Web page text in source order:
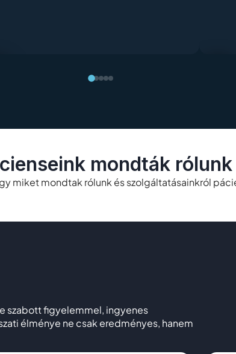
mondták rólunk
miket mondtak rólunk és szolgáltatásainkról
szabott figyelemmel, ingyenes
élménye ne csak eredményes, hanem